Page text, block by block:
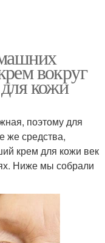
вокруг
кожи
поэтому для
же средства,
крем для кожи век
Ниже мы собрали